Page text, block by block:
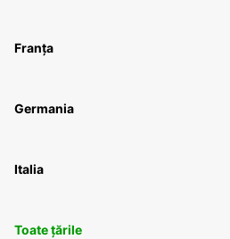
Franța
Germania
Italia
Toate țările